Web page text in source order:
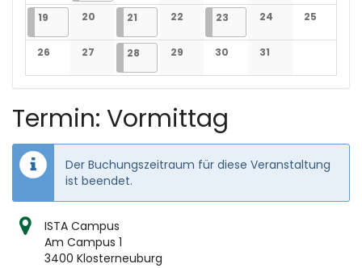
Keine VeranstaltungenKeine Veranstaltungen
Keine Veranstaltungen
Keine Veranstaltungen
Keine Keine
19 19.05.2025
2 Veranstaltungen
20
Keine Veranstaltungen
21 21.05.2025
2 Veranstaltungen
22
Keine Veranstaltungen
23 23.05.2025
1 Veranstaltung
24
Keine
25
Keine
26
Keine Veranstaltungen
27
Keine Veranstaltungen
28 28.05.2025
1 Veranstaltung
29
Keine Veranstaltungen
30
Keine Veranstaltungen
31
Keine
Termin: Vormittag
Der Buchungszeitraum für diese Veranstaltung
ist beendet.
ISTA Campus
Am Campus 1
3400 Klosterneuburg